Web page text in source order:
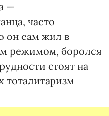
—
часто
он сам жил в
режимом, боролся
стоят на
тоталитаризм